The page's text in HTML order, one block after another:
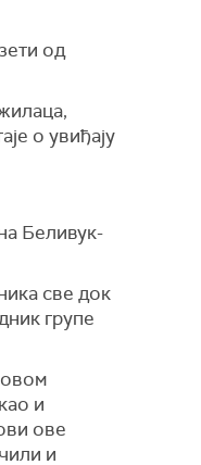
од
о увиђају
Беливук-
све док
групе
и
ове
и